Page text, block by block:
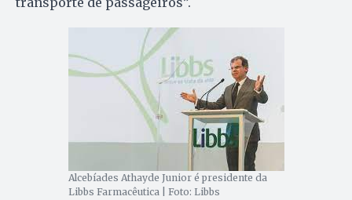
Alcebíades Athayde Junior é presidente da
Libbs Farmacêutica | Foto: Libbs